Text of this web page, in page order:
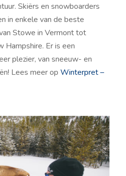
Skiërs en snowboarders
in enkele van de beste
Stowe in Vermont tot
Er is een
plezier, van sneeuw- en
Lees meer op Winterpret –